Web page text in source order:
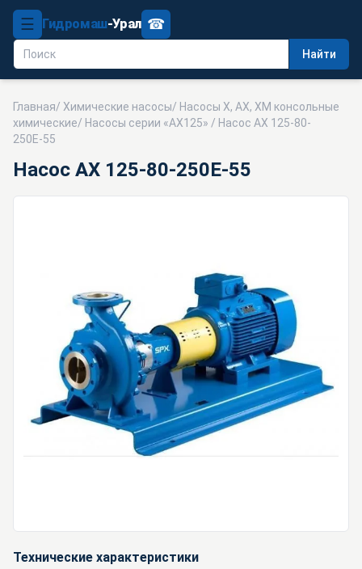
☰ Гидромаш-Урал
Найти
☎
Главная/ Химические насосы/ Насосы Х, АХ, ХМ консольные
химические/ Насосы серии «АХ125» / Насос АХ 125-80-
250Е-55
Насос АХ 125-80-250Е-55
Технические характеристики